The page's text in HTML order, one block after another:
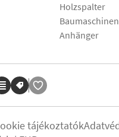
Holzspalter
Baumaschinen
Anhänger
tájékoztatók